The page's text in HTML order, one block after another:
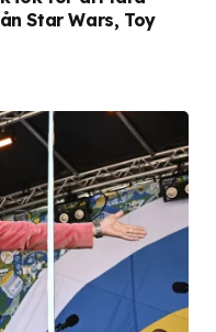
Star Wars, Toy